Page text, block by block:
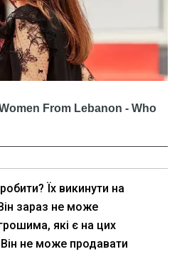
Їх викинути на
зараз не може
які є на цих
не може продавати